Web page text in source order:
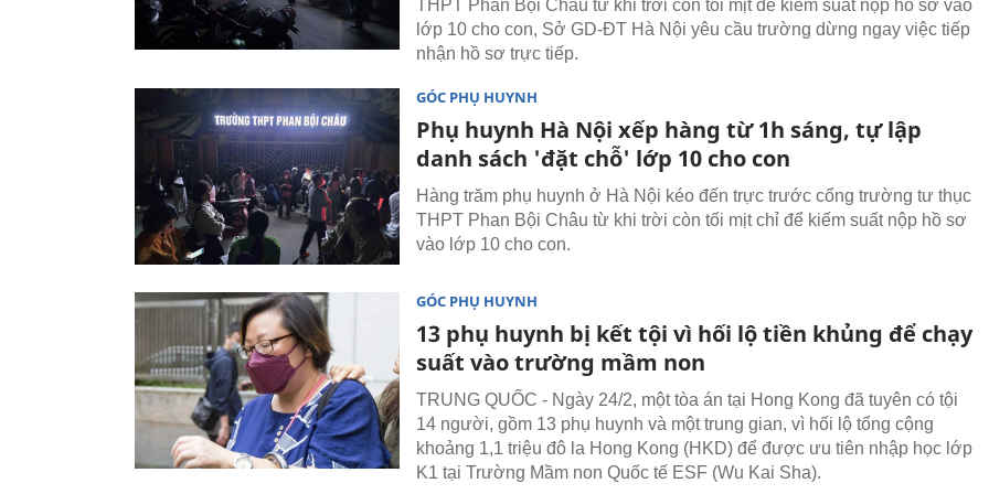
THPT Phan Bội Châu từ khi trời còn tối mịt để kiếm suất nộp hồ sơ vào
lớp 10 cho con, Sở GD-ĐT Hà Nội yêu cầu trường dừng ngay việc tiếp
nhận hồ sơ trực tiếp.
GÓC PHỤ HUYNH
Phụ huynh Hà Nội xếp hàng từ 1h sáng, tự lập
danh sách 'đặt chỗ' lớp 10 cho con
Hàng trăm phụ huynh ở Hà Nội kéo đến trực trước cổng trường tư thục
THPT Phan Bội Châu từ khi trời còn tối mịt chỉ để kiếm suất nộp hồ sơ
vào lớp 10 cho con.
GÓC PHỤ HUYNH
13 phụ huynh bị kết tội vì hối lộ tiền khủng để chạy
suất vào trường mầm non
TRUNG QUỐC - Ngày 24/2, một tòa án tại Hong Kong đã tuyên có tội
14 người, gồm 13 phụ huynh và một trung gian, vì hối lộ tổng cộng
khoảng 1,1 triệu đô la Hong Kong (HKD) để được ưu tiên nhập học lớp
K1 tại Trường Mầm non Quốc tế ESF (Wu Kai Sha).